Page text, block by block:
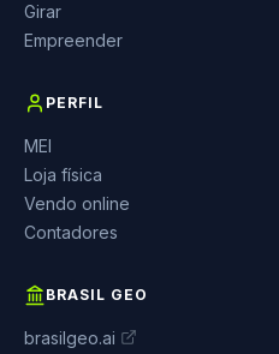
Girar
Empreender
PERFIL
MEI
Loja física
Vendo online
Contadores
BRASIL GEO
brasilgeo.ai